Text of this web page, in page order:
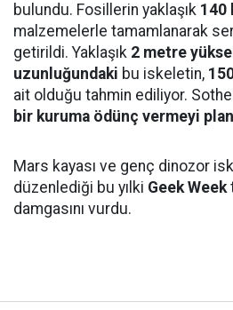
bulundu. Fosillerin yaklaşık 140
malzemelerle tamamlanarak
getirildi. Yaklaşık 2 metre
uzunluğundaki bu iskeletin,
ait olduğu tahmin ediliyor.
bir kuruma ödünç vermeyi
Mars kayası ve genç dinozor
düzenlediği bu yılki Geek Week
damgasını vurdu.